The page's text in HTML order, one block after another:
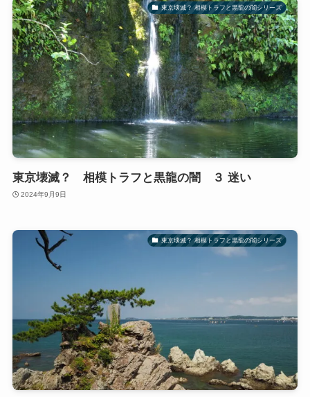
東京壊滅？ 相模トラフと黒龍の闇シリーズ
東京壊滅？ 相模トラフと黒龍の闇 ３ 迷い
2024年9月9日
東京壊滅？ 相模トラフと黒龍の闇シリーズ